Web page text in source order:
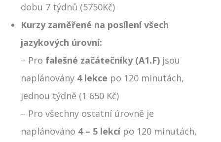
dobu 7 týdnů (5750Kč)
Kurzy zaměřené na posílení všech
jazykových úrovní:
– Pro falešné začátečníky (A1.F) jsou
naplánovány 4 lekce po 120 minutách,
jednou týdně (1 650 Kč)
– Pro všechny ostatní úrovně je
naplánováno 4 – 5 lekcípo 120 minutách,